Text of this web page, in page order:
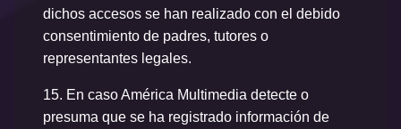
dichos accesos se han realizado con el debido
consentimiento de padres, tutores o
representantes legales.
15. En caso América Multimedia detecte o
presuma que se ha registrado información de